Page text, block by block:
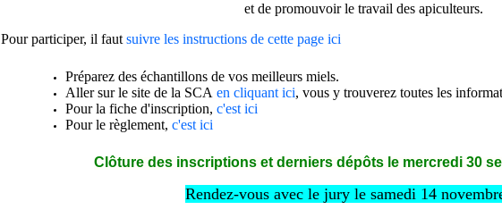
et de promouvoir le travail des apiculteurs.
Pour participer, il faut suivre les instructions de cette page ici
Préparez des échantillons de vos meilleurs miels.
Aller sur le site de la SCA en cliquant ici, vous y trouverez toutes les
​Pour la fiche d'inscription, c'est ici
Pour le règlement, c'est ici
Clôture des inscriptions et derniers dépôts le mercredi30
Rendez-vous avec le jury le samedi 14